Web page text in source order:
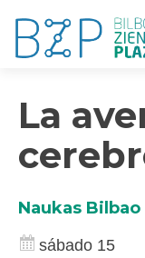
La
Naukas Bilbao
sábado 15